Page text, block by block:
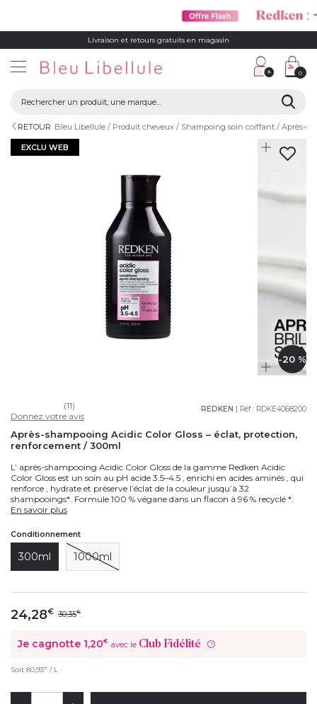
Livraison et retours gratuits en magasin
0
RETOUR Bleu Libellule Produit cheveux Shampoing soin coiffant Après-
EXCLU WEB
-20 %
REDKEN | Réf : RDKE4068200
(11)
Donnez votre avis
Après-shampooing Acidic Color Gloss – éclat, protection,
renforcement / 300ml
L’ après-shampooing Acidic Color Gloss de la gamme Redken Acidic
Color Gloss est un soin au pH acide 3.5–4.5 , enrichi en acides aminés , qui
renforce , hydrate et préserve l’éclat de la couleur jusqu’à 32
shampooings*. Formule 100 % végane dans un flacon à 96 % recyclé *.
En savoir plus
Conditionnement
300ml 1000ml
24,28€ 30,35€
Je cagnotte 1,20€ avec le Club Fidélité ?
Soit 80,93€ / L